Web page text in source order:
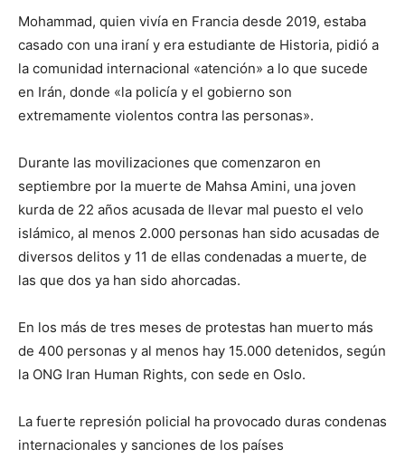
Mohammad, quien vivía en Francia desde 2019, estaba
casado con una iraní y era estudiante de Historia, pidió a
la comunidad internacional «atención» a lo que sucede
en Irán, donde «la policía y el gobierno son
extremamente violentos contra las personas».
Durante las movilizaciones que comenzaron en
septiembre por la muerte de Mahsa Amini, una joven
kurda de 22 años acusada de llevar mal puesto el velo
islámico, al menos 2.000 personas han sido acusadas de
diversos delitos y 11 de ellas condenadas a muerte, de
las que dos ya han sido ahorcadas.
En los más de tres meses de protestas han muerto más
de 400 personas y al menos hay 15.000 detenidos, según
la ONG Iran Human Rights, con sede en Oslo.
La fuerte represión policial ha provocado duras condenas
internacionales y sanciones de los países